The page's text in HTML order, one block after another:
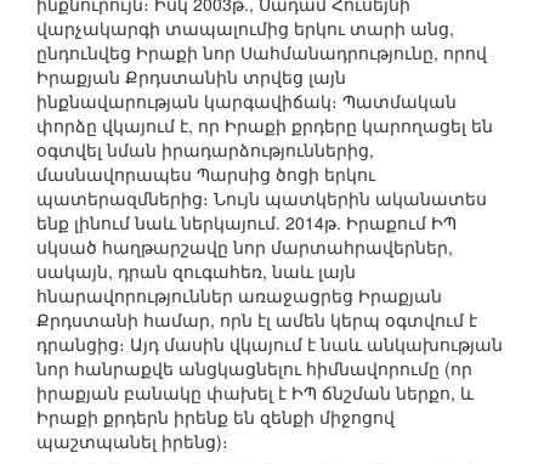
վարչակարգի տապալումից երկու տարի անց,
ընդունվեց Իրաքի նոր Սահմանադրությունը, որով
Իրաքյան Քրդստանին տրվեց լայն
ինքնավարության կարգավիճակ։ Պատմական
փորձը վկայում է, որ Իրաքի քրդերը կարողացել են
օգտվել նման իրադարձություններից,
մասնավորապես Պարսից ծոցի երկու
պատերազմներից։ Նույն պատկերին ականատես
ենք լինում նաև ներկայում. 2014թ. Իրաքում ԻՊ
սկսած հաղթարշավը նոր մարտահրավերներ,
սակայն, դրան զուգահեռ, նաև լայն
հնարավորություններ առաջացրեց Իրաքյան
Քրդստանի համար, որն էլ ամեն կերպ օգտվում է
դրանցից։ Այդ մասին վկայում է նաև անկախության
նոր հանրաքվե անցկացնելու հիմնավորումը (որ
իրաքյան բանակը փախել է ԻՊ ճնշման ներքո, և
Իրաքի քրդերն իրենք են զենքի միջոցով
պաշտպանել իրենց)։